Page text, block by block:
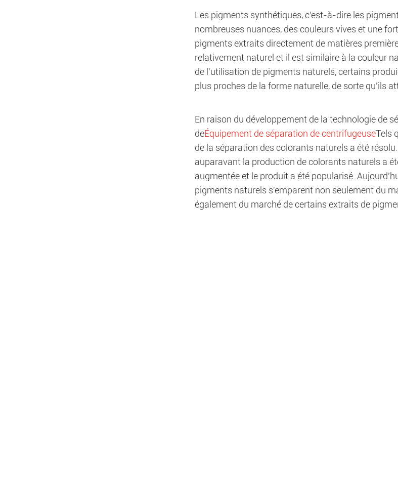
Les pigments synthétiques, c'est-à-dire les
nombreuses nuances, des couleurs vives et une
pigments extraits directement de matières
relativement naturel et il est similaire à la couleur
de l'utilisation de pigments naturels, certains
plus proches de la forme naturelle, de sorte qu'ils
En raison du développement de la technologie de
deÉquipement de séparation de centrifugeuseTels
de la séparation des colorants naturels a été
auparavant la production de colorants naturels a
augmentée et le produit a été popularisé.
pigments naturels s'emparent non seulement du
également du marché de certains extraits de